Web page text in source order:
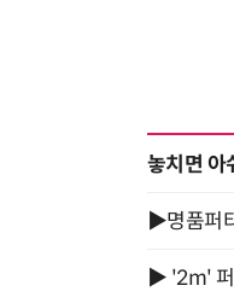
놓치면 아
▶명품퍼
▶ '2m' 퍼